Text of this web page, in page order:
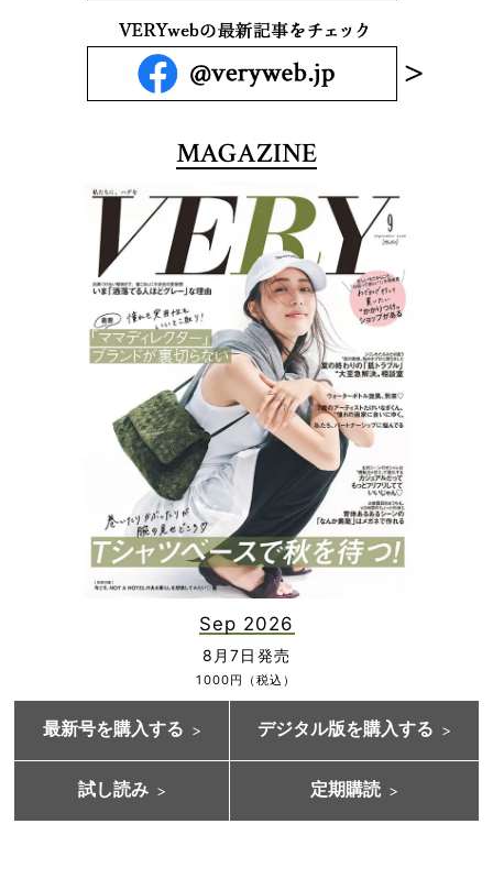
MAGAZINE
Sep 2026
8月7日発売
1000円（税込）
最新号を購入する デジタル版を購入する
試し読み 定期購読